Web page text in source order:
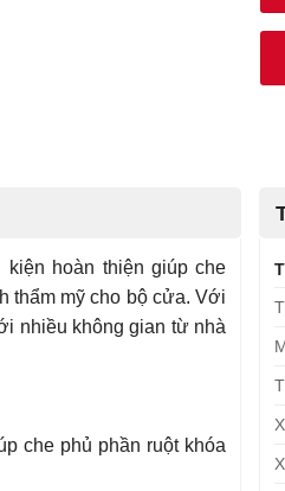
hoàn thiện giúp che
thẩm mỹ cho bộ cửa. Với
nhiều không gian từ nhà
che phủ phần ruột khóa